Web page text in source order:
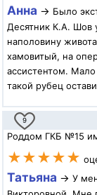
Анна → Было
Десятник К.А. Шов
наполовину
хамовитый, на
ассистентом.
такой рубец
9
Роддом ГКБ №15
★★★★★
Татьяна → У